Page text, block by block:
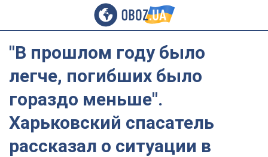
"В прошлом году было
легче, погибших было
гораздо меньше".
Харьковский спасатель
рассказал о ситуации в